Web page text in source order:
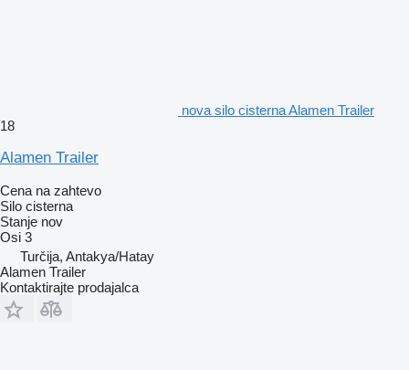
nova silo cisterna Alamen Trailer
18
Alamen Trailer
Cena na zahtevo
Silo cisterna
Stanje nov
Osi 3
Turčija, Antakya/Hatay
Alamen Trailer
Kontaktirajte prodajalca